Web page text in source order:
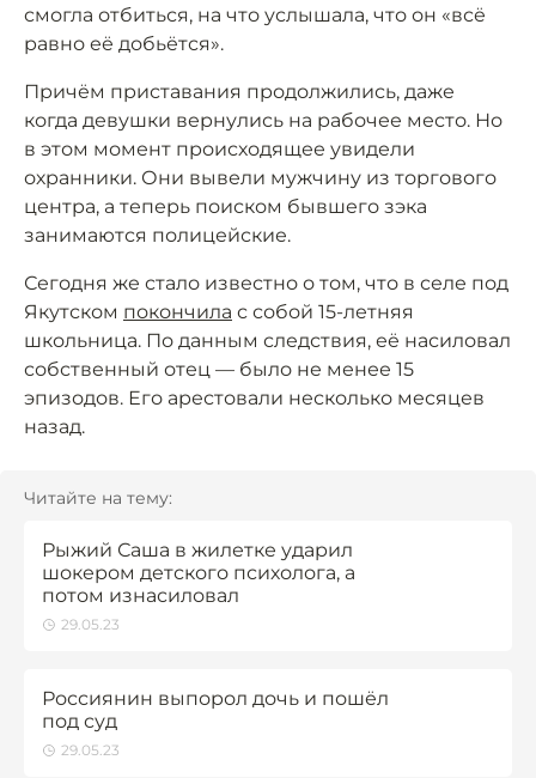
смогла отбиться, на что услышала, что он «всё
равно её добьётся».
Причём приставания продолжились, даже
когда девушки вернулись на рабочее место. Но
в этом момент происходящее увидели
охранники. Они вывели мужчину из торгового
центра, а теперь поиском бывшего зэка
занимаются полицейские.
Сегодня же стало известно о том, что в селе под
Якутском покончила с собой 15-летняя
школьница. По данным следствия, её насиловал
собственный отец — было не менее 15
эпизодов. Его арестовали несколько месяцев
назад.
Читайте на тему:
Рыжий Саша в жилетке ударил
шокером детского психолога, а
потом изнасиловал
29.05.23
Россиянин выпорол дочь и пошёл
под суд
29.05.23